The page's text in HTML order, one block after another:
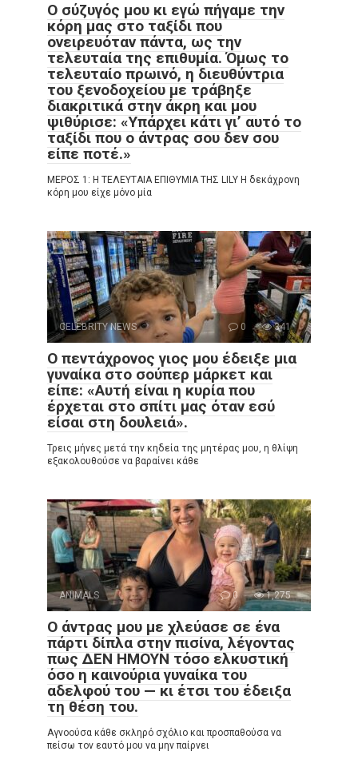
Ο σύζυγός μου κι εγώ πήγαμε την
κόρη μας στο ταξίδι που
ονειρευόταν πάντα, ως την
τελευταία της επιθυμία. Όμως το
τελευταίο πρωινό, η διευθύντρια
του ξενοδοχείου με τράβηξε
διακριτικά στην άκρη και μου
ψιθύρισε: «Υπάρχει κάτι γι’ αυτό το
ταξίδι που ο άντρας σου δεν σου
είπε ποτέ.»
ΜΕΡΟΣ 1: Η ΤΕΛΕΥΤΑΙΑ ΕΠΙΘΥΜΙΑ ΤΗΣ LILY Η δεκάχρονη
κόρη μου είχε μόνο μία
CELEBRITY NEWS 0 341
Ο πεντάχρονος γιος μου έδειξε μια
γυναίκα στο σούπερ μάρκετ και
είπε: «Αυτή είναι η κυρία που
έρχεται στο σπίτι μας όταν εσύ
είσαι στη δουλειά».
Τρεις μήνες μετά την κηδεία της μητέρας μου, η θλίψη
εξακολουθούσε να βαραίνει κάθε
ANIMALS 0 1,275
Ο άντρας μου με χλεύασε σε ένα
πάρτι δίπλα στην πισίνα, λέγοντας
πως ΔΕΝ ΗΜΟΥΝ τόσο ελκυστική
όσο η καινούρια γυναίκα του
αδελφού του — κι έτσι του έδειξα
τη θέση του.
Αγνοούσα κάθε σκληρό σχόλιο και προσπαθούσα να
πείσω τον εαυτό μου να μην παίρνει